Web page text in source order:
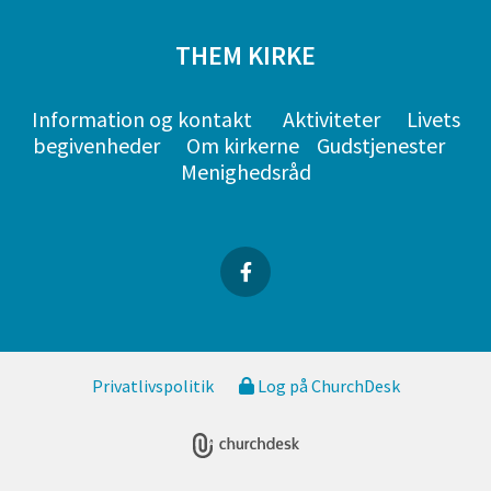
THEM KIRKE
Information og kontakt Aktiviteter
Livets
begivenheder
Om kirkerne
Gudstjenester
Menighedsråd
Privatlivspolitik Log på ChurchDesk